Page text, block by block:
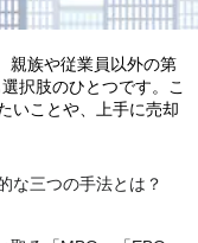
親族や従業員以外の第
択肢のひとつです。こ
いことや、上手に売却
な三つの手法とは？